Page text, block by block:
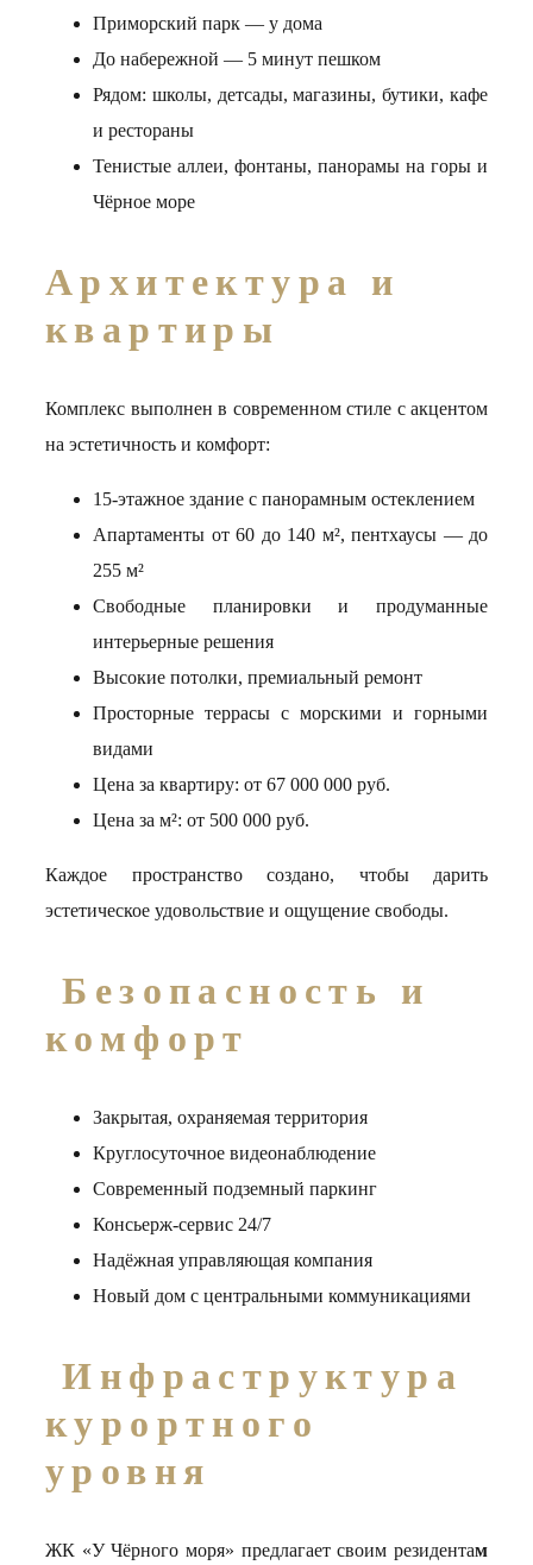
Приморский парк — у дома
До набережной — 5 минут пешком
Рядом: школы, детсады, магазины, бутики, кафе
и рестораны
Тенистые аллеи, фонтаны, панорамы на горы и
Чёрное море
Архитектура и
квартиры
Комплекс выполнен в современном стиле с акцентом
на эстетичность и комфорт:
15-этажное здание с панорамным остеклением
Апартаменты от 60 до 140 м², пентхаусы — до
255 м²
Свободные планировки и продуманные
интерьерные решения
Высокие потолки, премиальный ремонт
Просторные террасы с морскими и горными
видами
Цена за квартиру: от 67 000 000 руб.
Цена за м²: от 500 000 руб.
Каждое пространство создано, чтобы дарить
эстетическое удовольствие и ощущение свободы.
Безопасность и
комфорт
Закрытая, охраняемая территория
Круглосуточное видеонаблюдение
Современный подземный паркинг
Консьерж-сервис 24/7
Надёжная управляющая компания
Новый дом с центральными коммуникациями
Инфраструктура
курортного
уровня
ЖК «У Чёрного моря» предлагает своим резидентам